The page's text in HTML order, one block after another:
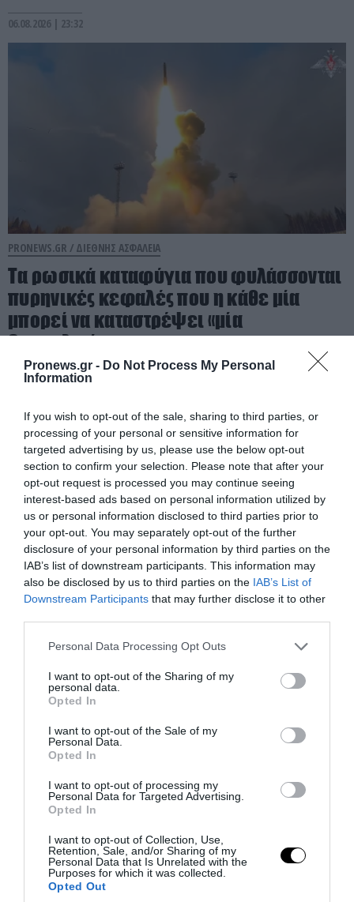
Pronews.gr - Do Not Process My Personal
Information
If you wish to opt-out of the sale, sharing to third parties, or
processing of your personal or sensitive information for
targeted advertising by us, please use the below opt-out
section to confirm your selection. Please note that after your
opt-out request is processed you may continue seeing
interest-based ads based on personal information utilized by
us or personal information disclosed to third parties prior to
your opt-out. You may separately opt-out of the further
disclosure of your personal information by third parties on the
IAB’s list of downstream participants. This information may
also be disclosed by us to third parties on the IAB’s List of
Downstream Participants that may further disclose it to other
Please note that this website/app uses one or more Google
not limited to your visit or usage behaviour. You may click to
grant or deny consent to Google and its third-party tags to
use your data for below specified purposes in below Google
consent section.
Personal Data Processing Opt Outs
I want to opt-out of the Sharing of my
personal data.
Opted In
I want to opt-out of the Sale of my
Personal Data.
Opted In
I want to opt-out of processing my
Personal Data for Targeted Advertising.
Opted In
I want to opt-out of Collection, Use,
Retention, Sale, and/or Sharing of my
Personal Data that Is Unrelated with the
Purposes for which it was collected.
Opted Out
06.08.2026 | 23:32
PRONEWS.GR / ΔΙΕΘΝΗΣ ΑΣΦΑΛΕΙΑ
Τα ρωσικά καταφύγια που φυλάσσονται
πυρηνικές κεφαλές που η κάθε μία
μπορεί να καταστρέψει «μία
Θεσσαλονίκη»
06.08.2026 | 22:11
PRONEWS.GR /ΔΙΕΘΝΗΣ ΑΣΦΑΛΕΙΑ
Το σχέδιο των ισραηλινών για να
πείσουν τον Ν.Τραμπ να χτυπήσει το Ιράν
– Η εμπλοκή του Μ.Αχμαντινετζάντ
06.08.2026 | 21:59